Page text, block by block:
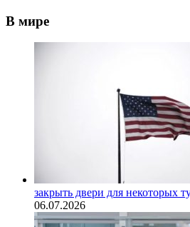
В мире
закрыть двери для некоторых
06.07.2026